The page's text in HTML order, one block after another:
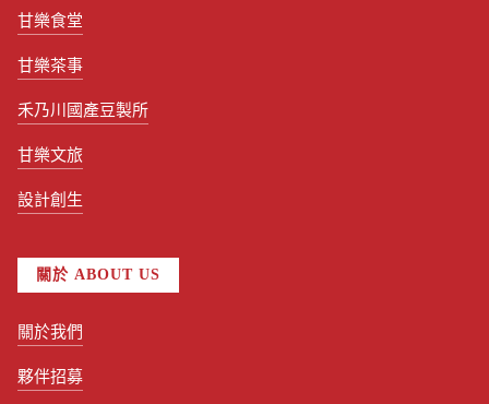
甘樂食堂
甘樂茶事
禾乃川國產豆製所
甘樂文旅
設計創生
關於 ABOUT US
關於我們
夥伴招募